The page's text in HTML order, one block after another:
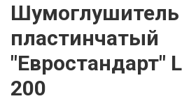
Шумоглушитель
пластинчатый
"Евростандарт"
200